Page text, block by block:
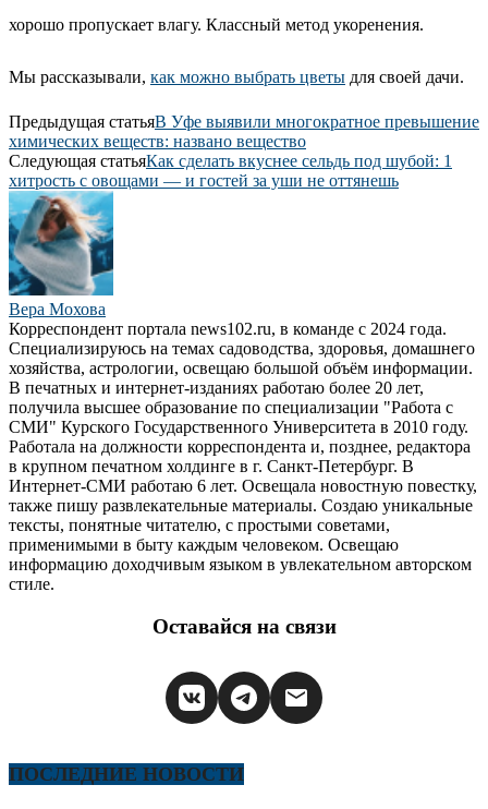
хорошо пропускает влагу. Классный метод укоренения.
Мы рассказывали, как можно выбрать цветы для своей дачи.
Предыдущая статьяВ Уфе выявили многократное превышение
химических веществ: названо вещество
Следующая статьяКак сделать вкуснее сельдь под шубой: 1
хитрость с овощами — и гостей за уши не оттянешь
Вера Мохова
Корреспондент портала news102.ru, в команде с 2024 года.
Специализируюсь на темах садоводства, здоровья, домашнего
хозяйства, астрологии, освещаю большой объём информации.
В печатных и интернет-изданиях работаю более 20 лет,
получила высшее образование по специализации "Работа с
СМИ" Курского Государственного Университета в 2010 году.
Работала на должности корреспондента и, позднее, редактора
в крупном печатном холдинге в г. Санкт-Петербург. В
Интернет-СМИ работаю 6 лет. Освещала новостную повестку,
также пишу развлекательные материалы. Создаю уникальные
тексты, понятные читателю, с простыми советами,
применимыми в быту каждым человеком. Освещаю
информацию доходчивым языком в увлекательном авторском
стиле.
Оставайся на связи
ПОСЛЕДНИЕ НОВОСТИ